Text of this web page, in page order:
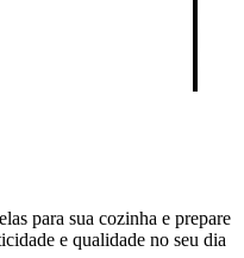
para sua cozinha e prepare
e qualidade no seu dia